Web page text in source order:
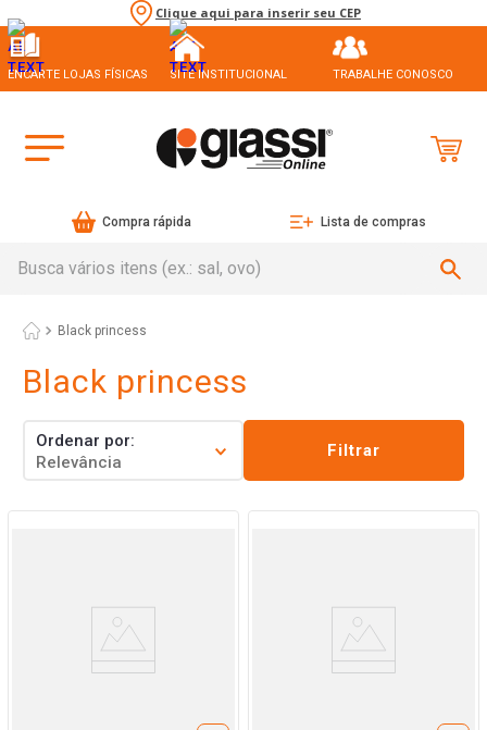
Clique aqui para inserir seu CEP
ENCARTE LOJAS FÍSICAS SITE INSTITUCIONAL TRABALHE CONOSCO
Compra rápida Lista de compras
Black princess
Black princess
Ordenar por
Relevância
Filtrar